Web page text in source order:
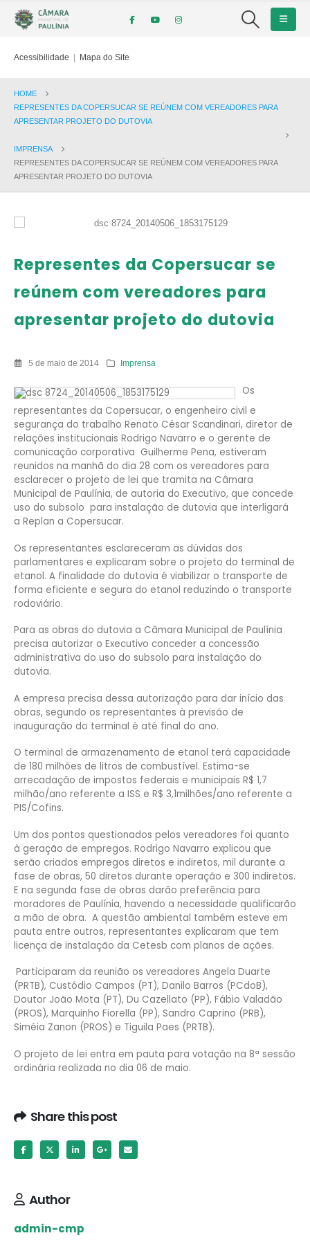
Acessibilidade | Mapa do Site
HOME
REPRESENTES DA COPERSUCAR SE REÚNEM COM VEREADORES PARA
APRESENTAR PROJETO DO DUTOVIA
IMPRENSA
REPRESENTES DA COPERSUCAR SE REÚNEM COM VEREADORES PARA
APRESENTAR PROJETO DO DUTOVIA
Representes da Copersucar se
reúnem com vereadores para
apresentar projeto do dutovia
5 de maio de 2014 Imprensa
Os
representantes da Copersucar, o engenheiro civil e
segurança do trabalho Renato César Scandinari, diretor de
relações institucionais Rodrigo Navarro e o gerente de
comunicação corporativa Guilherme Pena, estiveram
reunidos na manhã do dia 28 com os vereadores para
esclarecer o projeto de lei que tramita na Câmara
Municipal de Paulínia, de autoria do Executivo, que concede
uso do subsolo para instalação de dutovia que interligará
a Replan a Copersucar.
Os representantes esclareceram as dúvidas dos
parlamentares e explicaram sobre o projeto do terminal de
etanol. A finalidade do dutovia é viabilizar o transporte de
forma eficiente e segura do etanol reduzindo o transporte
rodoviário.
Para as obras do dutovia a Câmara Municipal de Paulínia
precisa autorizar o Executivo conceder a concessão
administrativa do uso do subsolo para instalação do
dutovia.
A empresa precisa dessa autorização para dar início das
obras, segundo os representantes à previsão de
inauguração do terminal é até final do ano.
O terminal de armazenamento de etanol terá capacidade
de 180 milhões de litros de combustível. Estima-se
arrecadação de impostos federais e municipais R$ 1,7
milhão/ano referente a ISS e R$ 3,1milhões/ano referente a
PIS/Cofins.
Um dos pontos questionados pelos vereadores foi quanto
à geração de empregos. Rodrigo Navarro explicou que
serão criados empregos diretos e indiretos, mil durante a
fase de obras, 50 diretos durante operação e 300 indiretos.
E na segunda fase de obras darão preferência para
moradores de Paulínia, havendo a necessidade qualificarão
a mão de obra. A questão ambiental também esteve em
pauta entre outros, representantes explicaram que tem
licença de instalação da Cetesb com planos de ações.
Participaram da reunião os vereadores Angela Duarte
(PRTB), Custódio Campos (PT), Danilo Barros (PCdoB),
Doutor João Mota (PT), Du Cazellato (PP), Fábio Valadão
(PROS), Marquinho Fiorella (PP), Sandro Caprino (PRB),
Siméia Zanon (PROS) e Tiguila Paes (PRTB).
O projeto de lei entra em pauta para votação na 8ª sessão
ordinária realizada no dia 06 de maio.
Share this post
Author
admin-cmp